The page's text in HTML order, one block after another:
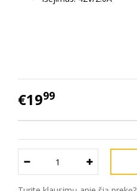
€1999